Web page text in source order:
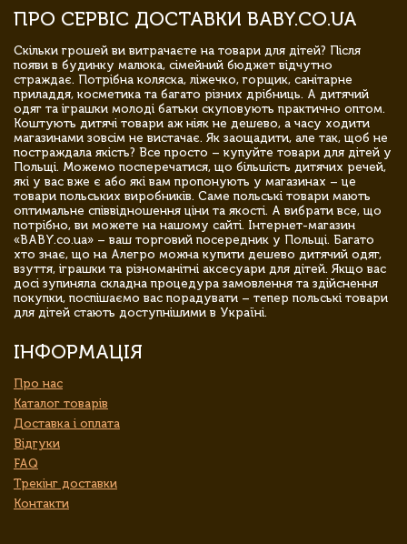
ПРО СЕРВІС ДОСТАВКИ BABY.CO.UA
Скільки грошей ви витрачаєте на товари для дітей? Після
появи в будинку малюка, сімейний бюджет відчутно
страждає. Потрібна коляска, ліжечко, горщик, санітарне
приладдя, косметика та багато різних дрібниць. А дитячий
одяг та іграшки молоді батьки скуповують практично оптом.
Коштують дитячі товари аж ніяк не дешево, а часу ходити
магазинами зовсім не вистачає. Як заощадити, але так, щоб не
постраждала якість? Все просто – купуйте товари для дітей у
Польщі. Можемо посперечатися, що більшість дитячих речей,
які у вас вже є або які вам пропонують у магазинах – це
товари польських виробників. Саме польські товари мають
оптимальне співвідношення ціни та якості. А вибрати все, що
потрібно, ви можете на нашому сайті. Інтернет-магазин
«BABY.co.ua» – ваш торговий посередник у Польщі. Багато
хто знає, що на Алегро можна купити дешево дитячий одяг,
взуття, іграшки та різноманітні аксесуари для дітей. Якщо вас
досі зупиняла складна процедура замовлення та здійснення
покупки, поспішаємо вас порадувати – тепер польські товари
для дітей стають доступнішими в Україні.
ІНФОРМАЦІЯ
Про нас
Каталог товарів
Доставка і оплата
Відгуки
FAQ
Трекінг доставки
Контакти